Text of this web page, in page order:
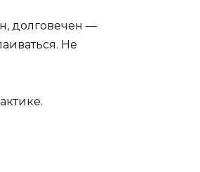
долговечен —
Не